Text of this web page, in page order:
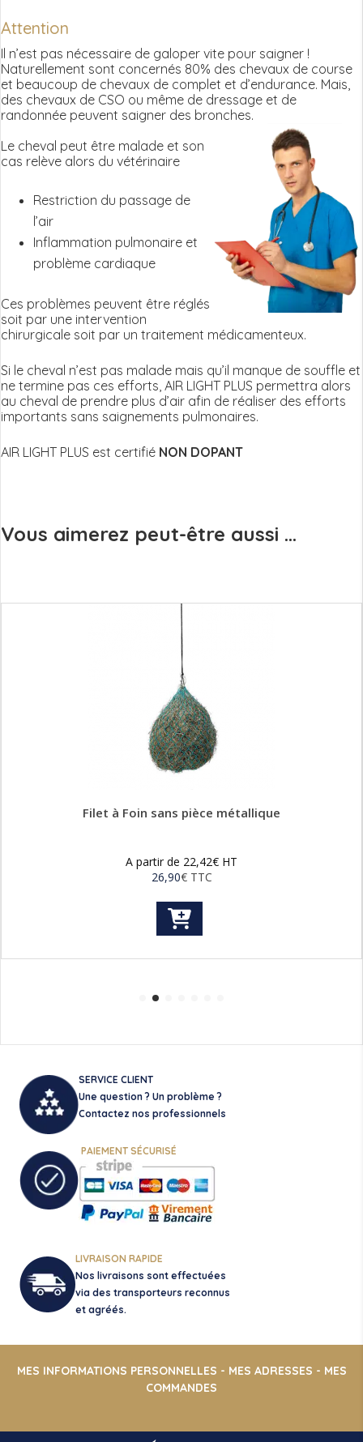
Attention
Il n’est pas nécessaire de galoper vite pour saigner !
Naturellement sont concernés 80% des chevaux de course
et beaucoup de chevaux de complet et d’endurance. Mais,
des chevaux de CSO ou même de dressage et de
randonnée peuvent saigner des bronches.
Le cheval peut être malade et son
cas relève alors du vétérinaire
Restriction du passage de
l’air
Inflammation pulmonaire et
problème cardiaque
Ces problèmes peuvent être réglés
soit par une intervention
chirurgicale soit par un traitement médicamenteux.
Si le cheval n’est pas malade mais qu’il manque de souffle et
ne termine pas ces efforts, AIR LIGHT PLUS permettra alors
au cheval de prendre plus d’air afin de réaliser des efforts
importants sans saignements pulmonaires.
AIR LIGHT PLUS est certifié NON DOPANT
Vous aimerez peut-être aussi ...
Filet à Foin sans pièce métallique
A partir de 22,42€ HT
26,90€ TTC
plusieurs
être
la
page
SERVICE CLIENT
Une question ? Un problème ?
Contactez nos professionnels
PAIEMENT SÉCURISÉ
LIVRAISON RAPIDE
Nos livraisons sont effectuées
via des transporteurs reconnus
et agréés.
MES INFORMATIONS PERSONNELLES - MES ADRESSES - MES
COMMANDES